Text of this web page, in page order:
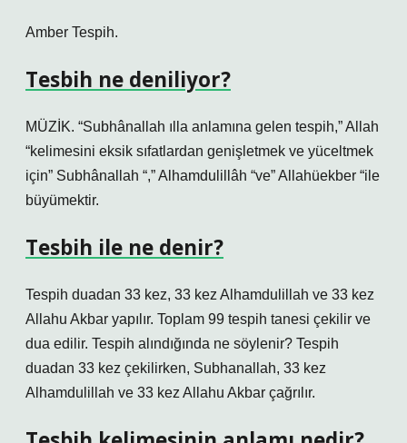
Amber Tespih.
Tesbih ne deniliyor?
MÜZİK. “Subhânallah ılla anlamına gelen tespih,” Allah
“kelimesini eksik sıfatlardan genişletmek ve yüceltmek
için” Subhânallah “,” Alhamdulillâh “ve” Allahüekber “ile
büyümektir.
Tesbih ile ne denir?
Tespih duadan 33 kez, 33 kez Alhamdulillah ve 33 kez
Allahu Akbar yapılır. Toplam 99 tespih tanesi çekilir ve
dua edilir. Tespih alındığında ne söylenir? Tespih
duadan 33 kez çekilirken, Subhanallah, 33 kez
Alhamdulillah ve 33 kez Allahu Akbar çağrılır.